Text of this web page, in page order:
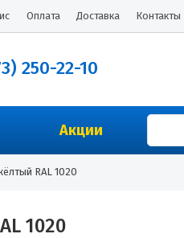
Оплата Доставка Контакты
250-22-10
Акции
RAL 1020
1020